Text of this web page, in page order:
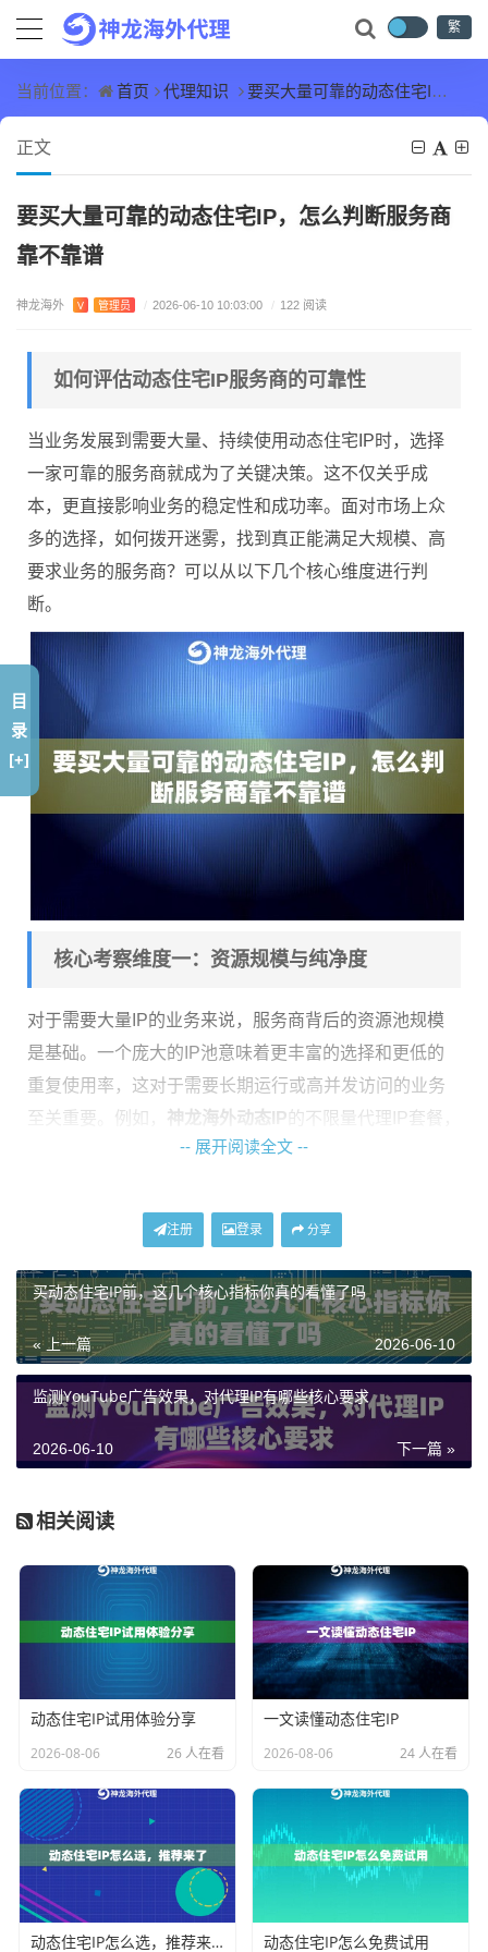
繁
当前位置： 首页 代理知识 要买大量可靠的动态住宅IP，怎么判断服务商靠不靠谱
正文
要买大量可靠的动态住宅IP，怎么判断服务商
靠不靠谱
神龙海外 V 管理员 / 2026-06-10 10:03:00 / 122 阅读
如何评估动态住宅IP服务商的可靠性
当业务发展到需要大量、持续使用动态住宅IP时，选择
一家可靠的服务商就成为了关键决策。这不仅关乎成
本，更直接影响业务的稳定性和成功率。面对市场上众
多的选择，如何拨开迷雾，找到真正能满足大规模、高
要求业务的服务商？可以从以下几个核心维度进行判
断。
核心考察维度一：资源规模与纯净度
对于需要大量IP的业务来说，服务商背后的资源池规模
是基础。一个庞大的IP池意味着更丰富的选择和更低的
重复使用率，这对于需要长期运行或高并发访问的业务
至关重要。例如， 神龙海外动态IP的不限量代理IP套餐，
提供专属的动态住宅IP池，资源独立使用，其IP池规模可
坚实的资源保障。
些IP地址没有被目标网站大规模标记或封禁，能有效提
升业务请求的成功率。一些服务商会通过实时去重机制
来保证IP的纯净度，例如每日去重数百万级别的IP，这能
显著降低因IP问题导致的业务失败风险。
核心考察维度二：稳定与性能表现
稳定性是可靠性的直接体现。一个靠谱的服务商应能提
正常运行时间是企业级服务的一个基准线。这确保了关
键业务不会因代理服务的不稳定而中断。
在性能方面，带宽是容易被忽视但极其重要的一点。对
于数据采集、内容分发等高流量消耗业务，1Gbps甚至
更高的带宽配置，才能满足高速传输和大吞吐业务的需
求，避免因带宽瓶颈导致业务速度缓慢。支持HTTP(S)
环境无缝兼容，降低技术接入的复杂度。
核心考察维度三：灵活性与定制能力
业务需求是多样的，优秀的服务商应能提供足够的灵活
-- 展开阅读全文 --
注册 登录 分享
买动态住宅IP前，这几个核心指标你真的看懂了吗
« 上一篇 2026-06-10
监测YouTube广告效果，对代理IP有哪些核心要求
下一篇 »
2026-06-10
相关阅读
动态住宅IP试用体验分享
2026-08-06 26 人在看
一文读懂动态住宅IP
2026-08-06 24 人在看
动态住宅IP怎么选，推荐来了 动态住宅IP怎么免费试用
目
录
[+]